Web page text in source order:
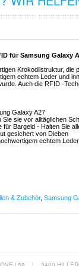
für Samsung Galaxy
Krokodilstruktur,
echtem Leder und
Auch die RFID -
Galaxy A27
sie vor alltäglichen
Bargeld - Halten Sie
gesichert von Dieben
echtem
& Zubehör, Samsung